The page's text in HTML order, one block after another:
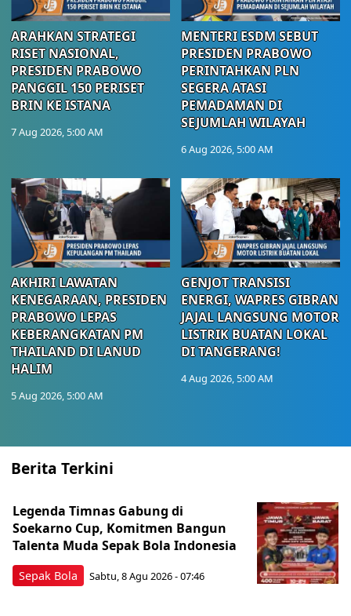
ARAHKAN STRATEGI
RISET NASIONAL,
PRESIDEN PRABOWO
PANGGIL 150 PERISET
BRIN KE ISTANA
7 Aug 2026, 5:00 AM
MENTERI ESDM SEBUT
PRESIDEN PRABOWO
PERINTAHKAN PLN
SEGERA ATASI
PEMADAMAN DI
SEJUMLAH WILAYAH
6 Aug 2026, 5:00 AM
AKHIRI LAWATAN
KENEGARAAN, PRESIDEN
PRABOWO LEPAS
KEBERANGKATAN PM
THAILAND DI LANUD
HALIM
5 Aug 2026, 5:00 AM
GENJOT TRANSISI
ENERGI, WAPRES GIBRAN
JAJAL LANGSUNG MOTOR
LISTRIK BUATAN LOKAL
DI TANGERANG!
4 Aug 2026, 5:00 AM
Berita Terkini
Sepak Bola
Legenda Timnas Gabung di
Soekarno Cup, Komitmen Bangun
Talenta Muda Sepak Bola Indonesia
Sabtu, 8 Agu 2026 - 07:46